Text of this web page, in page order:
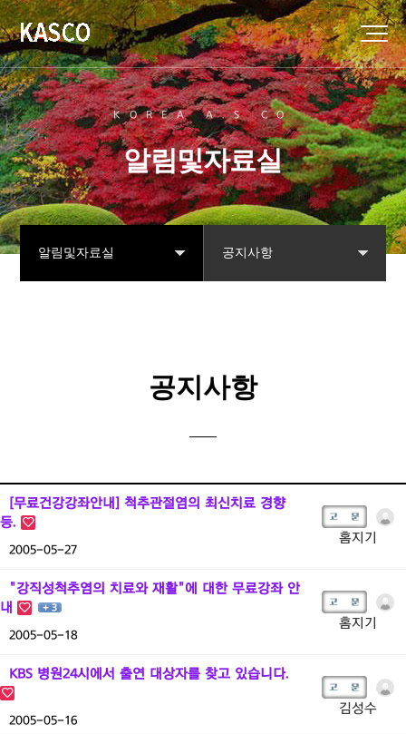
KOREA A.S CO
알림및자료실
알림및자료실
지역모임
후원
임원진공간
공지사항
자료실
공지사항
[무료건강강좌안내] 척추관절염의 최신치료 경향
등.
2005-05-27
홈지기
"강직성척추염의 치료와 재활"에 대한 무료강좌 안
내
+ 3
2005-05-18
홈지기
KBS 병원24시에서 출연 대상자를 찾고 있습니다.
2005-05-16
김성수